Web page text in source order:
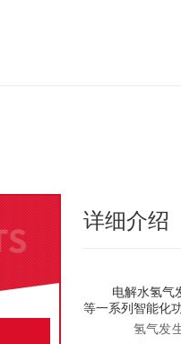
详细介绍
电解水氢气发
等一系列智能化
氢气发生